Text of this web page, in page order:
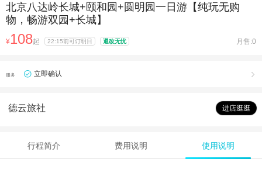
北京八达岭长城+颐和园+圆明园一日游【纯玩无购
物，畅游双园+长城】
¥108起 22:15前可订明日 退改无忧 月售:0
服务 立即确认 
德云旅社 进店逛逛
行程简介 费用说明 使用说明